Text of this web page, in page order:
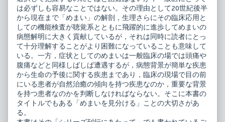
す
る
published
on
を
見
分
け
る・
治
療
す
る,
は必ずしも容易なことではない。その理由として20世紀後半
から現在まで「めまい」の解剖，生理さらにその臨床応用と
しての機能検査が聴覚系とともに飛躍的に進歩してめまいの
病態解明に大きく貢献しているが，それは同時に読者にとっ
て十分理解することがより困難になっていることも意味して
いる。一方，症状としてのめまいは一般臨床の場では頭痛や
腹痛などと同様しばしば遭遇するが，病態背景が簡単な疾患
から生命の予後に関する疾患まであり，臨床の現場で目の前
にいる患者が自然治癒の傾向を持つ疾患なのか，重要な背景
を持つ患者なのかを判断しなければならない。そこに本書の
タイトルでもある「めまいを見分ける」ことの大切さがあ
る。